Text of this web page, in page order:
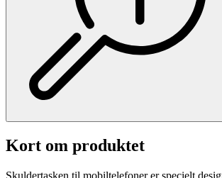
Kort om produktet